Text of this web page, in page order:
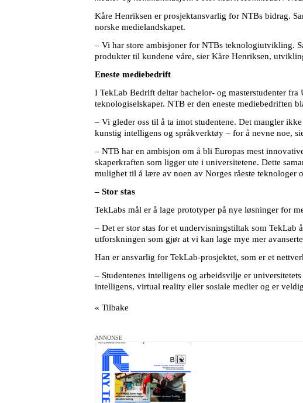
Kåre Henriksen er prosjektansvarlig for NTBs bidrag.
norske medielandskapet.
– Vi har store ambisjoner for NTBs teknologiutvikling.
produkter til kundene våre, sier Kåre Henriksen,
Eneste mediebedrift
I TekLab Bedrift deltar bachelor- og masterstudenter
teknologiselskaper. NTB er den eneste mediebedriften
– Vi gleder oss til å ta imot studentene. Det mangler
kunstig intelligens og språkverktøy – for å nevne noe,
– NTB har en ambisjon om å bli Europas mest
skaperkraften som ligger ute i universitetene. Dette
mulighet til å lære av noen av Norges råeste teknologer
– Stor stas
TekLabs mål er å lage prototyper på nye løsninger for
– Det er stor stas for et undervisningstiltak som TekLab
utforskningen som gjør at vi kan lage mye mer
Han er ansvarlig for TekLab-prosjektet, som er et
– Studentenes intelligens og arbeidsvilje er
intelligens, virtual reality eller sosiale medier og er
« Tilbake
ANNONSE